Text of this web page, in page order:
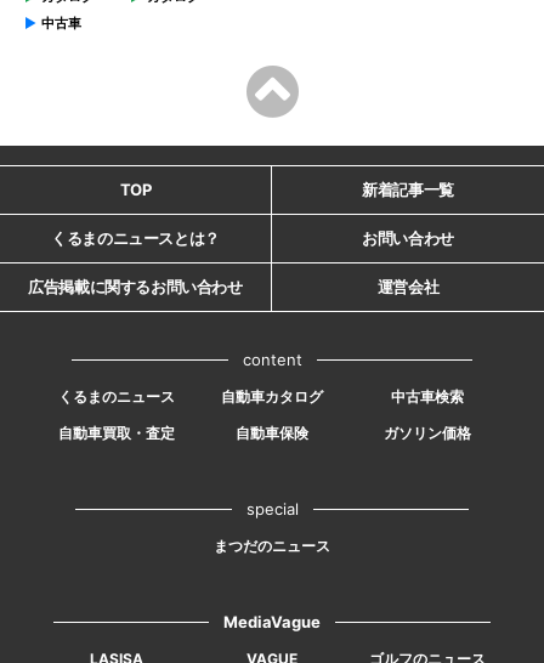
中古車
TOP 新着記事一覧
くるまのニュースとは？ お問い合わせ
広告掲載に関するお問い合わせ 運営会社
content
くるまのニュース 自動車カタログ
中古車検索
自動車買取・査定
自動車保険 ガソリン価格
special
まつだのニュース
MediaVague
LASISA VAGUE ゴルフのニュース